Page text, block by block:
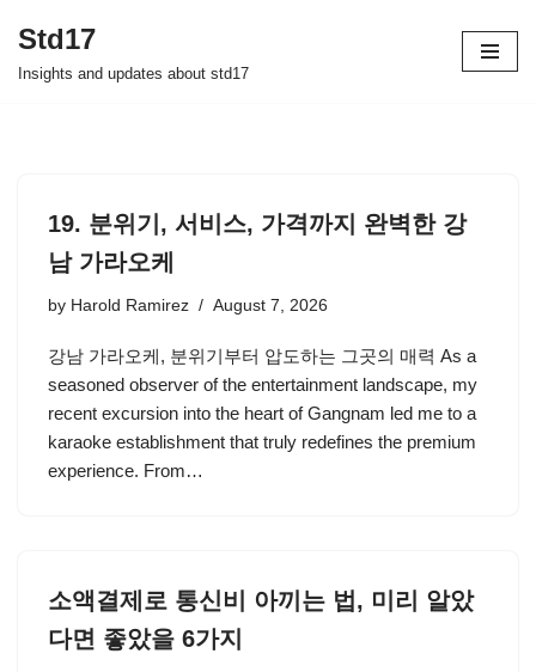
Skip
Std17
Insights and updates about std17
19. 분위기, 서비스, 가격까지 완벽한 강
남 가라오케
by Harold Ramirez August 7, 2026
강남 가라오케, 분위기부터 압도하는 그곳의 매력 As a
seasoned observer of the entertainment landscape, my
recent excursion into the heart of Gangnam led me to a
karaoke establishment that truly redefines the premium
experience. From…
소액결제로 통신비 아끼는 법, 미리 알았
다면 좋았을 6가지